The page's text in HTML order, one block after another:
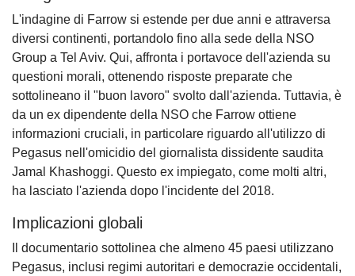
L'indagine di Farrow si estende per due anni e attraversa
diversi continenti, portandolo fino alla sede della NSO
Group a Tel Aviv. Qui, affronta i portavoce dell'azienda su
questioni morali, ottenendo risposte preparate che
sottolineano il "buon lavoro" svolto dall'azienda. Tuttavia, è
da un ex dipendente della NSO che Farrow ottiene
informazioni cruciali, in particolare riguardo all'utilizzo di
Pegasus nell'omicidio del giornalista dissidente saudita
Jamal Khashoggi. Questo ex impiegato, come molti altri,
ha lasciato l'azienda dopo l'incidente del 2018.
Implicazioni globali
Il documentario sottolinea che almeno 45 paesi utilizzano
Pegasus, inclusi regimi autoritari e democrazie occidentali,